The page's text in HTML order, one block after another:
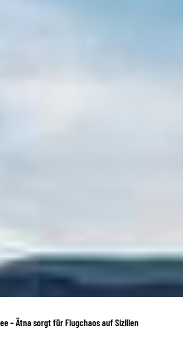
– Ätna sorgt für Flugchaos auf Sizilien